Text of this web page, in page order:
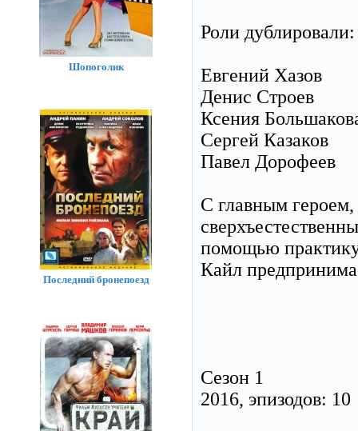
Роли дублировали:
Евгений Хазов
Денис Строев
Ксения
Сергей Казаков
Павел Дорофеев
С главным
помощью
Кайл
Сезон 1
2016, эпизодов: 10
Шопоголик
Последний бронепоезд